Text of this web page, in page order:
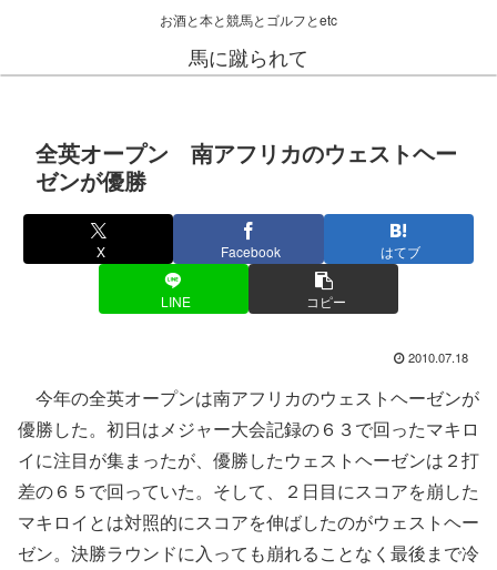
お酒と本と競馬とゴルフとetc
馬に蹴られて
全英オープン 南アフリカのウェストヘー
ゼンが優勝
X Facebook はてブ
LINE コピー
2010.07.18
今年の全英オープンは南アフリカのウェストヘーゼンが
優勝した。初日はメジャー大会記録の６３で回ったマキロ
イに注目が集まったが、優勝したウェストヘーゼンは２打
差の６５で回っていた。そして、２日目にスコアを崩した
マキロイとは対照的にスコアを伸ばしたのがウェストヘー
ゼン。決勝ラウンドに入っても崩れることなく最後まで冷